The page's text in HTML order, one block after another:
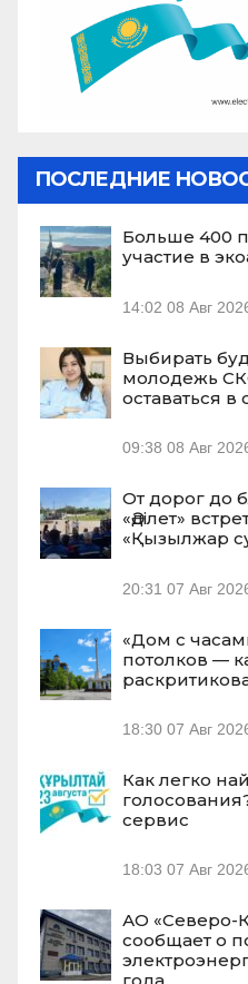
ПОСЛЕДНИЕ
Больше 400
участие в
14:02 08 Авг
Выбирать
молодежь
оставаться в
09:38 08 Авг
От дорог до
«Әділет»
«Қызылжар
20:31 07 Авг
«Дом с
потолков —
18:30 07 Авг
Как легко
сервис
18:03 07 Авг
АО «Северо-
сообщает о